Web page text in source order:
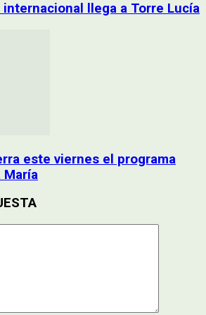
llega a Torre Lucía
este viernes el programa
María